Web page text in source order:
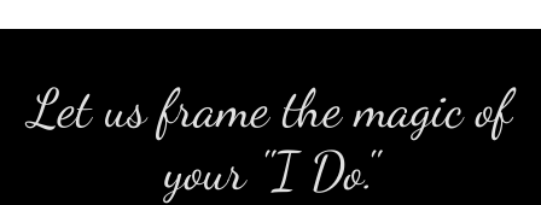
Let us frame the magic of
your "I Do."